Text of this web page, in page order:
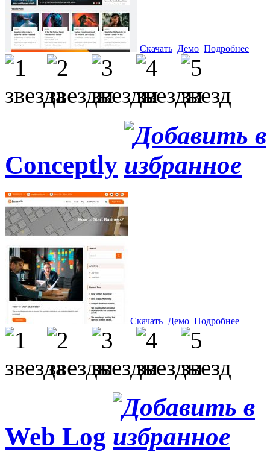
Скачать Демо Подробнее
Conceptly
Скачать Демо Подробнее
Web Log